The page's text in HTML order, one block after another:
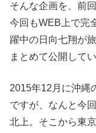
そんな企画を、前
今回もWEB上で完
躍中の日向七翔が
まとめて公開して
2015年12月に沖縄
ですが、なんと今
北上。そこから東